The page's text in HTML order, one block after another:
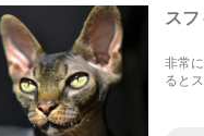
ス
非常
ると